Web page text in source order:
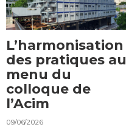
L’harmonisation
des pratiques au
menu du
colloque de
l’Acim
09/06/2026